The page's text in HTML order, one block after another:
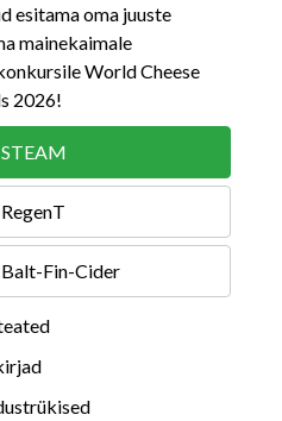
esitama oma juuste
mainekaimale
World Cheese
2026!
Fin-Cider